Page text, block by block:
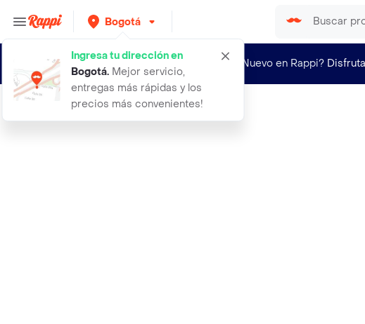
Bogotá
Ingresa tu dirección en
Bogotá. Mejor servicio,
entregas más rápidas y los
precios más convenientes!
¿Nuevo en Rappi?
arreglo cuadrados con 16 rosas